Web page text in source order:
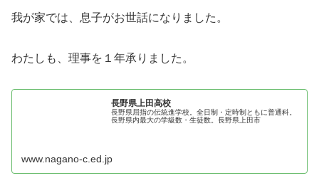
我が家では、息子がお世話になりました。
わたしも、理事を１年承りました。
長野県上田高校
長野県屈指の伝統進学校。全日制・定時制ともに普通科。
長野県内最大の学級数・生徒数。長野県上田市
www.nagano-c.ed.jp